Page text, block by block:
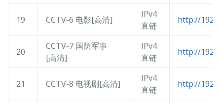
19 CCTV-6 电影[高清]
IPv4
直链
http://
20
CCTV-7 国防军事
[高清]
IPv4
直链
http://
21 CCTV-8 电视剧[高清]
IPv4
直链
http://